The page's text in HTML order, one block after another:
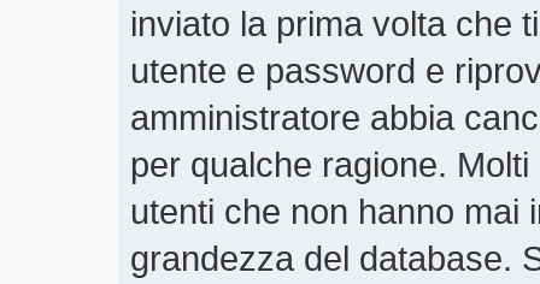
inviato la prima volta che
utente e password e
amministratore abbia
per qualche ragione.
utenti che non hanno mai
grandezza del database.